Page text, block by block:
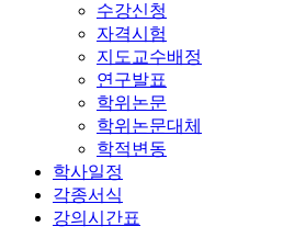
수강신청
자격시험
지도교수배정
연구발표
학위논문
학위논문대체
학적변동
학사일정
각종서식
강의시간표